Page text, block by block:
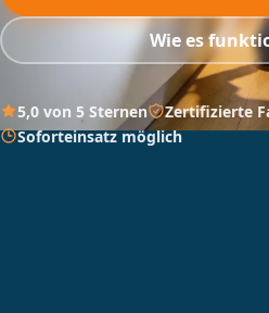
Wie es
5,0 von 5 Sternen
Zertifizierte
Soforteinsatz möglich